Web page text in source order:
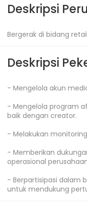
Deskripsi
Bergerak di bidang
Deskripsi
- Mengelola akun
- Mengelola program
baik dengan creator.
- Melakukan
- Memberikan
operasional
- Berpartisipasi dalam
untuk mendukung